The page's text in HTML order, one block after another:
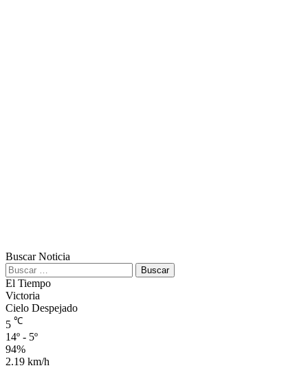
Buscar Noticia
Buscar:
El Tiempo
Victoria
Cielo Despejado
5 ℃
14º - 5º
94%
2.19 km/h